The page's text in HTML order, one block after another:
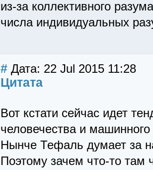
из-за коллективного
числа индивидуальных
# Дата: 22 Jul 2015 11:28
Цитата
Вот кстати сейчас идет
человечества и машинного
Нынче Тефаль думает за
Поэтому зачем что-то там